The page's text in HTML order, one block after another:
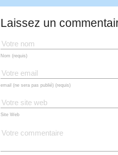
Laissez un
Nom (requis)
email (ne sera pas publié) (requis)
Site Web